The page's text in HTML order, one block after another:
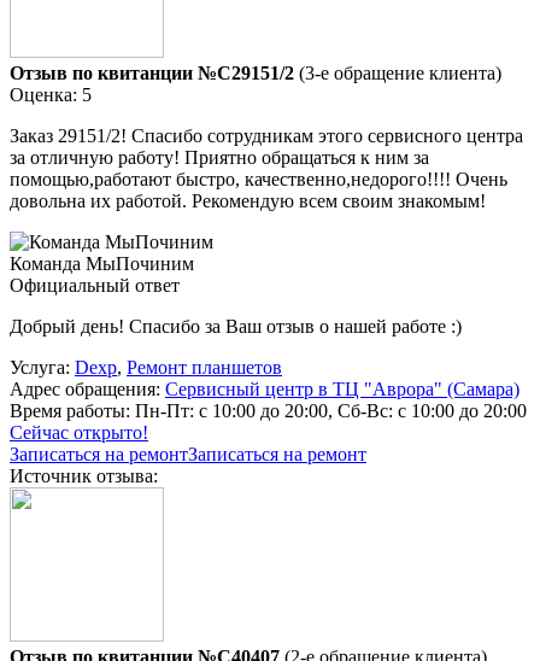
Отзыв по квитанции №C29151/2 (3-е обращение клиента)
Оценка: 5
Заказ 29151/2! Спасибо сотрудникам этого сервисного центра
за отличную работу! Приятно обращаться к ним за
помощью,работают быстро, качественно,недорого!!!! Очень
довольна их работой. Рекомендую всем своим знакомым!
Команда МыПочиним
Официальный ответ
Добрый день! Спасибо за Ваш отзыв о нашей работе :)
Услуга: Dexp, Ремонт планшетов
Адрес обращения: Сервисный центр в ТЦ "Аврора" (Самара)
Время работы: Пн-Пт: с 10:00 до 20:00, Сб-Вс: с 10:00 до 20:00
Сейчас открыто!
Записаться на ремонтЗаписаться на ремонт
Источник отзыва: